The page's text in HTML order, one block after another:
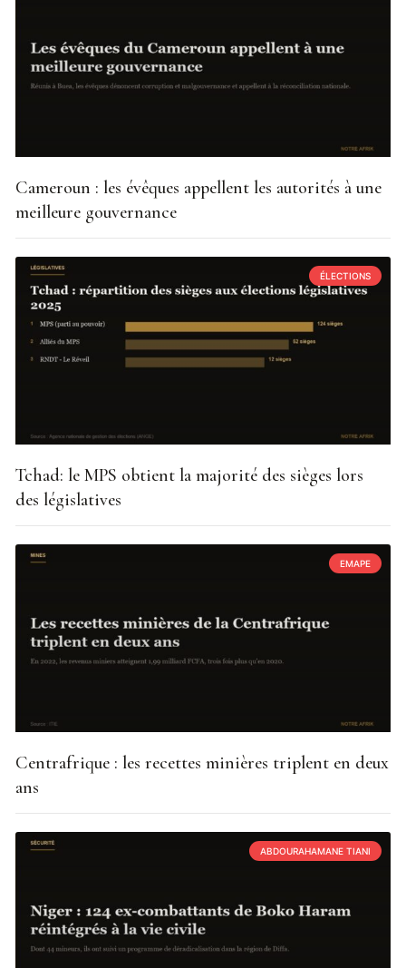
Cameroun : les évêques appellent les autorités à une
meilleure gouvernance
ÉLECTIONS
Tchad: le MPS obtient la majorité des sièges lors
des législatives
EMAPE
Centrafrique : les recettes minières triplent en deux
ans
ABDOURAHAMANE TIANI